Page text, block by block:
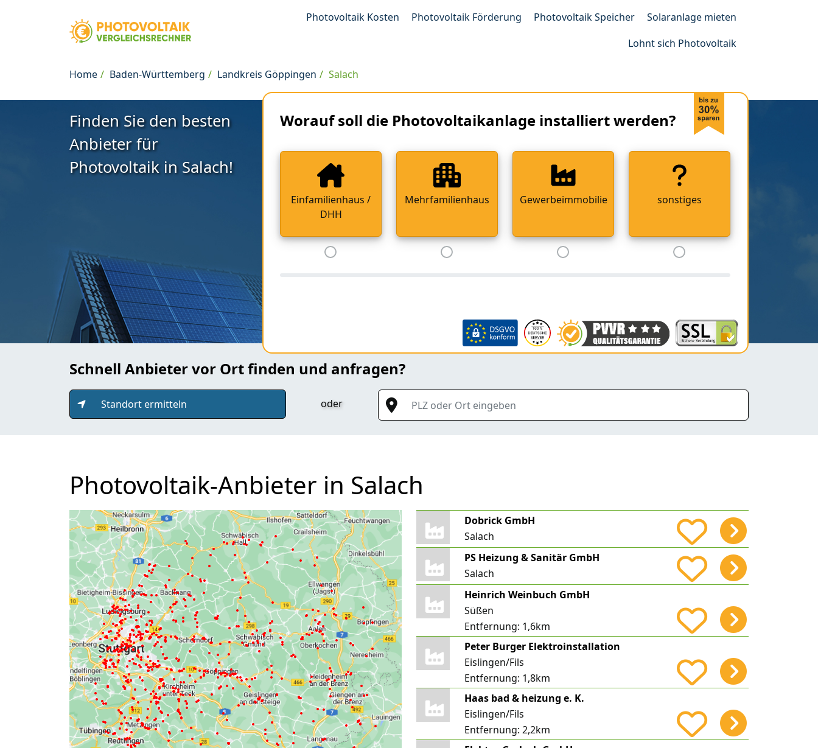
Photovoltaik Kosten Photovoltaik Förderung Photovoltaik Speicher
Solaranlage mieten
Lohnt sich Photovoltaik
Home Baden-Württemberg Landkreis Göppingen Salach
Finden Sie den besten
Anbieter für
Photovoltaik in Salach!
Worauf soll die Photovoltaikanlage installiert werden?
Einfamilienhaus /
DHH
Mehrfamilienhaus Gewerbeimmobilie sonstiges
Schnell Anbieter vor Ort finden und anfragen?
Standort ermitteln oder
PLZ oder Ort eingeben
Photovoltaik-Anbieter in Salach
Dobrick GmbH
Salach
PS Heizung & Sanitär GmbH
Salach
Heinrich Weinbuch GmbH
Süßen
Entfernung: 1,6km
Peter Burger Elektroinstallation
Eislingen/Fils
Entfernung: 1,8km
Haas bad & heizung e. K.
Eislingen/Fils
Entfernung:2,2km